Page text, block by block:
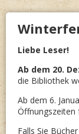
Liebe Leser!
Ab dem 20.
die Bibliothek
Ab dem 6.
Öffnungszeiten
Falls Sie